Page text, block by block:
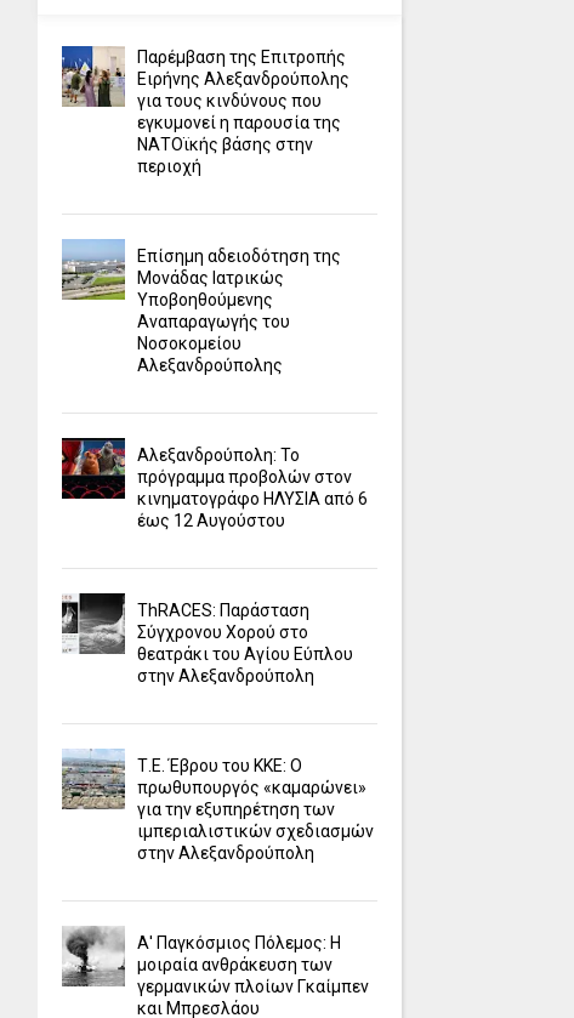
Παρέμβαση της Επιτροπής
Ειρήνης Αλεξανδρούπολης
για τους κινδύνους που
εγκυμονεί η παρουσία της
ΝΑΤΟϊκής βάσης στην
περιοχή
Επίσημη αδειοδότηση της
Μονάδας Ιατρικώς
Υποβοηθούμενης
Αναπαραγωγής του
Νοσοκομείου
Αλεξανδρούπολης
Αλεξανδρούπολη: Το
πρόγραμμα προβολών στον
κινηματογράφο ΗΛΥΣΙΑ από 6
έως 12 Αυγούστου
ΤhRACES: Παράσταση
Σύγχρονου Χορού στο
θεατράκι του Αγίου Εύπλου
στην Αλεξανδρούπολη
Τ.Ε. Έβρου του ΚΚΕ: Ο
πρωθυπουργός «καμαρώνει»
για την εξυπηρέτηση των
ιμπεριαλιστικών σχεδιασμών
στην Αλεξανδρούπολη
Α' Παγκόσμιος Πόλεμος: Η
μοιραία ανθράκευση των
γερμανικών πλοίων Γκαίμπεν
και Μπρεσλάου